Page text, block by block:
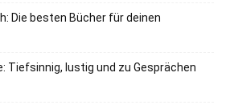
Die besten Bücher für deinen
Tiefsinnig, lustig und zu Gesprächen